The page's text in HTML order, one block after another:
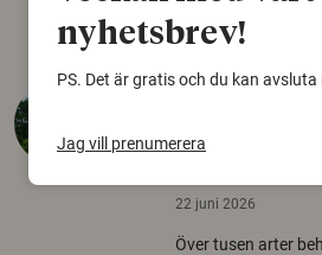
22 juni 2026
Över tusen arter
nyhetsbrev!
PS. Det är gratis och du kan avsluta
Jag vill prenumerera